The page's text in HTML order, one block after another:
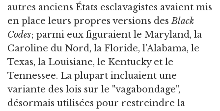
autres anciens États esclavagistes avaient mis
en place leurs propres versions desBlack
Codes; parmi eux figuraient le Maryland, la
Caroline du Nord, la Floride, l’Alabama, le
Texas, la Louisiane, le Kentucky et le
Tennessee. La plupart incluaient une
variante des lois sur le "vagabondage",
désormais utilisées pour restreindre la